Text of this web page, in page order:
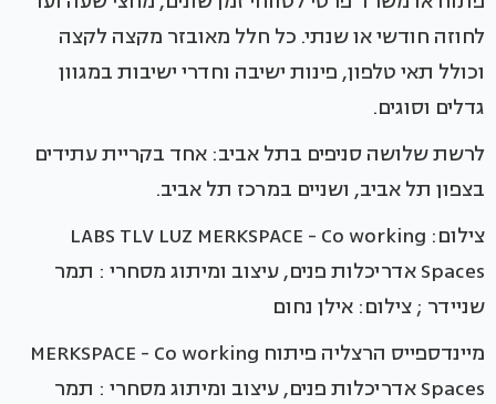
לחוזה חודשי או שנתי. כל חלל מאובזר מקצה לקצה
וכולל תאי טלפון, פינות ישיבה וחדרי ישיבות במגוון
גדלים וסוגים.
לרשת שלושה סניפים בתל אביב: אחד בקריית עתידים
בצפון תל אביב, ושניים במרכז תל אביב.
צילום: LABS TLV LUZ MERKSPACE - Co working
Spaces אדריכלות פנים, עיצוב ומיתוג מסחרי : תמר
שניידר ; צילום: אילן נחום
מיינדספייס הרצליה פיתוח MERKSPACE - Co working
Spaces אדריכלות פנים, עיצוב ומיתוג מסחרי : תמר